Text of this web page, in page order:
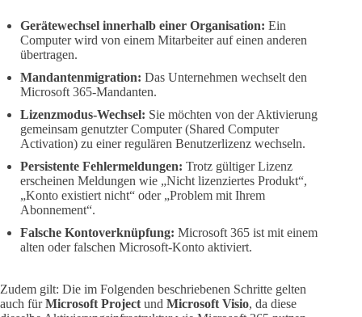
Gerätewechsel innerhalb einer Organisation: Ein
Computer wird von einem Mitarbeiter auf einen anderen
übertragen.
Mandantenmigration: Das Unternehmen wechselt den
Microsoft 365-Mandanten.
Lizenzmodus-Wechsel: Sie möchten von der Aktivierung
gemeinsam genutzter Computer (Shared Computer
Activation) zu einer regulären Benutzerlizenz wechseln.
Persistente Fehlermeldungen: Trotz gültiger Lizenz
erscheinen Meldungen wie „Nicht lizenziertes Produkt“,
„Konto existiert nicht“ oder „Problem mit Ihrem
Abonnement“.
Falsche Kontoverknüpfung: Microsoft 365 ist mit einem
alten oder falschen Microsoft-Konto aktiviert.
Zudem gilt: Die im Folgenden beschriebenen Schritte gelten
auch fürMicrosoft Project und Microsoft Visio, da diese